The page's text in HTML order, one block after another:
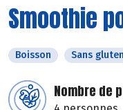
Smoothie
Boisson Sans gluten
Nombre de